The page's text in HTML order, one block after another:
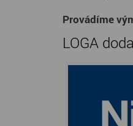
Provádíme
LOGA